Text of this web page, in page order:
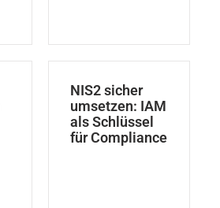
NIS2 sicher
umsetzen: IAM
als Schlüssel
für Compliance